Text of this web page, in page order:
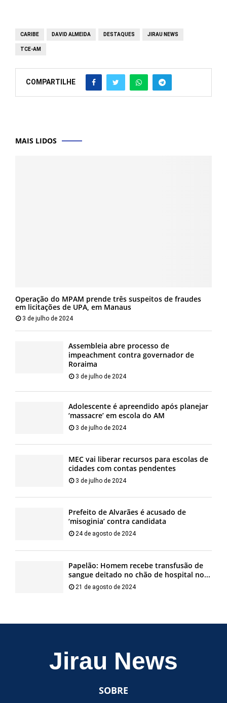
CARIBE DAVID ALMEIDA DESTAQUES JIRAU NEWS
TCE-AM
COMPARTILHE
MAIS LIDOS
Operação do MPAM prende três suspeitos de fraudes
em licitações de UPA, em Manaus
3 de julho de 2024
Assembleia abre processo de
impeachment contra governador de
Roraima
3 de julho de 2024
Adolescente é apreendido após planejar
‘massacre’ em escola do AM
3 de julho de 2024
MEC vai liberar recursos para escolas de
cidades com contas pendentes
3 de julho de 2024
Prefeito de Alvarães é acusado de
‘misoginia’ contra candidata
24 de agosto de 2024
Papelão: Homem recebe transfusão de
sangue deitado no chão de hospital no...
21 de agosto de 2024
Jirau News
SOBRE